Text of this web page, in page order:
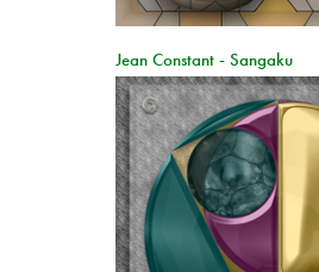
Jean Constant - Sangaku